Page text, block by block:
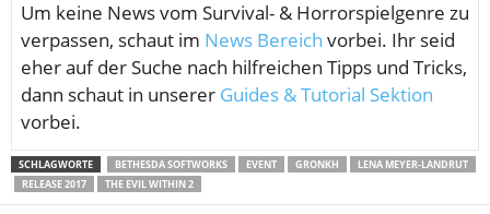
Um keine News vom Survival- & Horrorspielgenre zu
verpassen, schaut im News Bereich vorbei. Ihr seid
eher auf der Suche nach hilfreichen Tipps und Tricks,
dann schaut in unserer Guides & Tutorial Sektion
vorbei.
SCHLAGWORTE BETHESDA SOFTWORKS EVENT GRONKH
LENA MEYER-LANDRUT
RELEASE 2017
THE EVIL WITHIN 2